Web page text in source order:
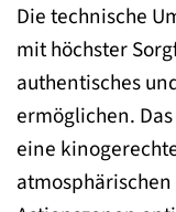
Die technische
mit höchster
authentisches
ermöglichen.
eine